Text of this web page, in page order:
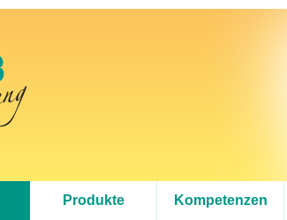
Produkte Kompetenzen